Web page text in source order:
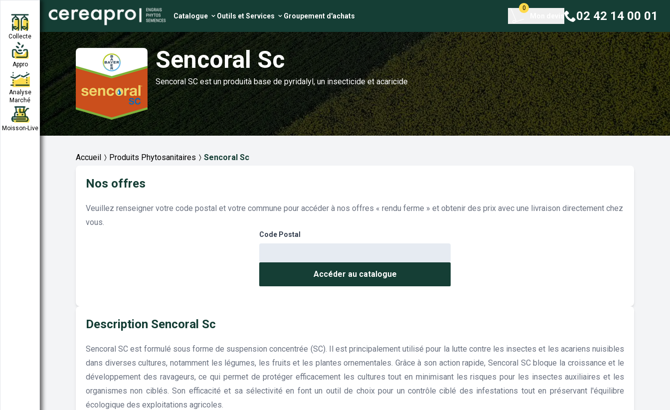
Collecte
Appro
Analyse
Marché
Moisson-Live
Catalogue Outils et Services Groupement d'achats
0
02 42 14 00 01
Sencoral Sc
Sencoral SC est un produità base de pyridalyl, un insecticide et acaricide
Accueil Produits Phytosanitaires Sencoral Sc
Nos offres
Veuillez renseigner votre code postal et votre commune pour accéder à nos offres « rendu ferme » et obtenir des prix avec une livraison directement chez
vous.
Code Postal
Accéder au catalogue
Description Sencoral Sc
Sencoral SC est formulé sous forme de suspension concentrée (SC). Il est principalement utilisé pour la lutte contre les insectes et les acariens nuisibles
dans diverses cultures, notamment les légumes, les fruits et les plantes ornementales. Grâce à son action rapide, Sencoral SC bloque la croissance et le
développement des ravageurs, ce qui permet de protéger efficacement les cultures tout en minimisant les risques pour les insectes auxiliaires et les
organismes non ciblés. Son efficacité et sa sélectivité en font un outil de choix pour un contrôle ciblé des infestations tout en préservant l'équilibre
écologique des exploitations agricoles.